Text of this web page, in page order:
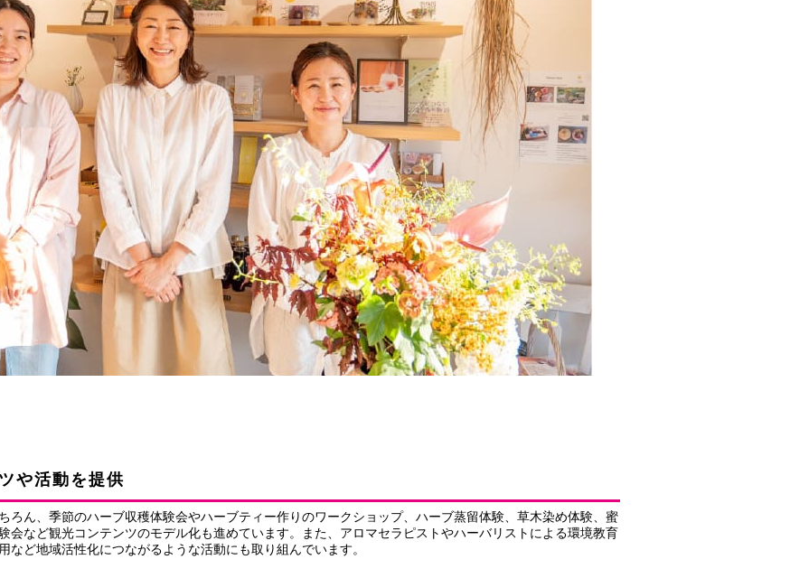
や活動を提供
ろん、季節のハーブ収穫体験会やハーブティー作りのワークショップ、ハーブ蒸留体験、草木染め体験、蜜
会など観光コンテンツのモデル化も進めています。また、アロマセラピストやハーバリストによる環境教育
ど地域活性化につながるような活動にも取り組んでいます。